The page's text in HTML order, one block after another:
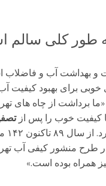
طور کلی سالم
و بهداشت آب و فاضلاب
خوبی برای بهبود کیفیت
برداشت از چاه های
کیفیت خوب را پس از
طرح منشور کیفی آب
همراه بوده است.»